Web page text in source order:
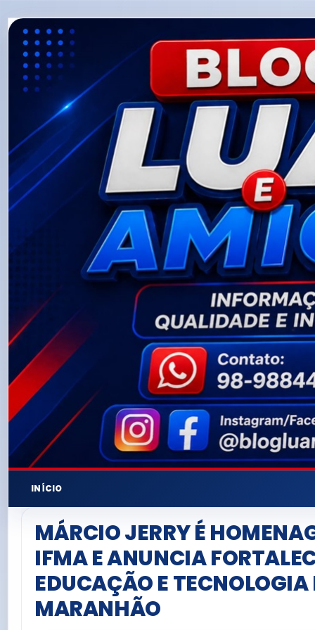
INÍCIO
MÁRCIO JERRY É
IFMA E ANUNCIA
EDUCAÇÃO E TECNOLOGIA
MARANHÃO